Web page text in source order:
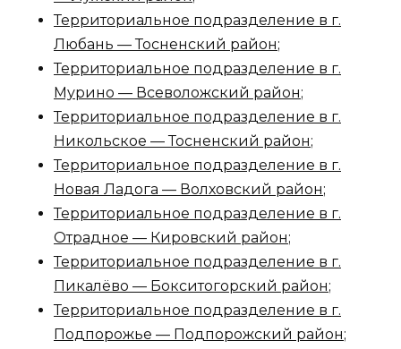
Территориальное подразделение в г.
Любань — Тосненский район;
Территориальное подразделение в г.
Мурино — Всеволожский район;
Территориальное подразделение в г.
Никольское — Тосненский район;
Территориальное подразделение в г.
Новая Ладога — Волховский район;
Территориальное подразделение в г.
Отрадное — Кировский район;
Территориальное подразделение в г.
Пикалёво — Бокситогорский район;
Территориальное подразделение в г.
Подпорожье — Подпорожский район;